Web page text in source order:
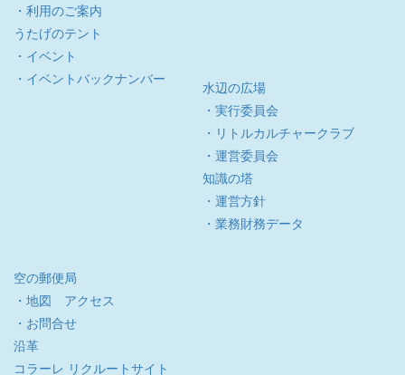
・利用のご案内
うたげのテント
・イベント
・イベントバックナンバー
水辺の広場
・実行委員会
・リトルカルチャークラブ
・運営委員会
知識の塔
・運営方針
・業務財務データ
空の郵便局
・地図 アクセス
・お問合せ
沿革
コラーレ リクルートサイト